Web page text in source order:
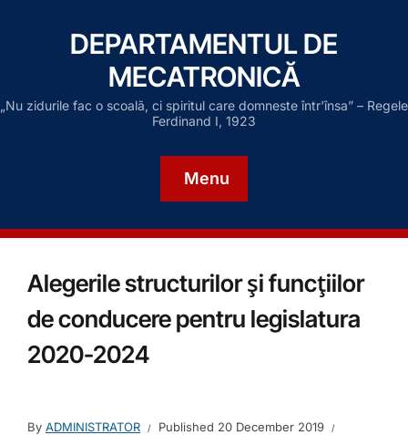
DEPARTAMENTUL DE
MECATRONICĂ
„Nu zidurile fac o scoalã, ci spiritul care domneste într'însa” – Regele
Ferdinand I, 1923
Menu
Alegerile structurilor şi funcţiilor
de conducere pentru legislatura
2020-2024
By ADMINISTRATOR Published 20 December 2019